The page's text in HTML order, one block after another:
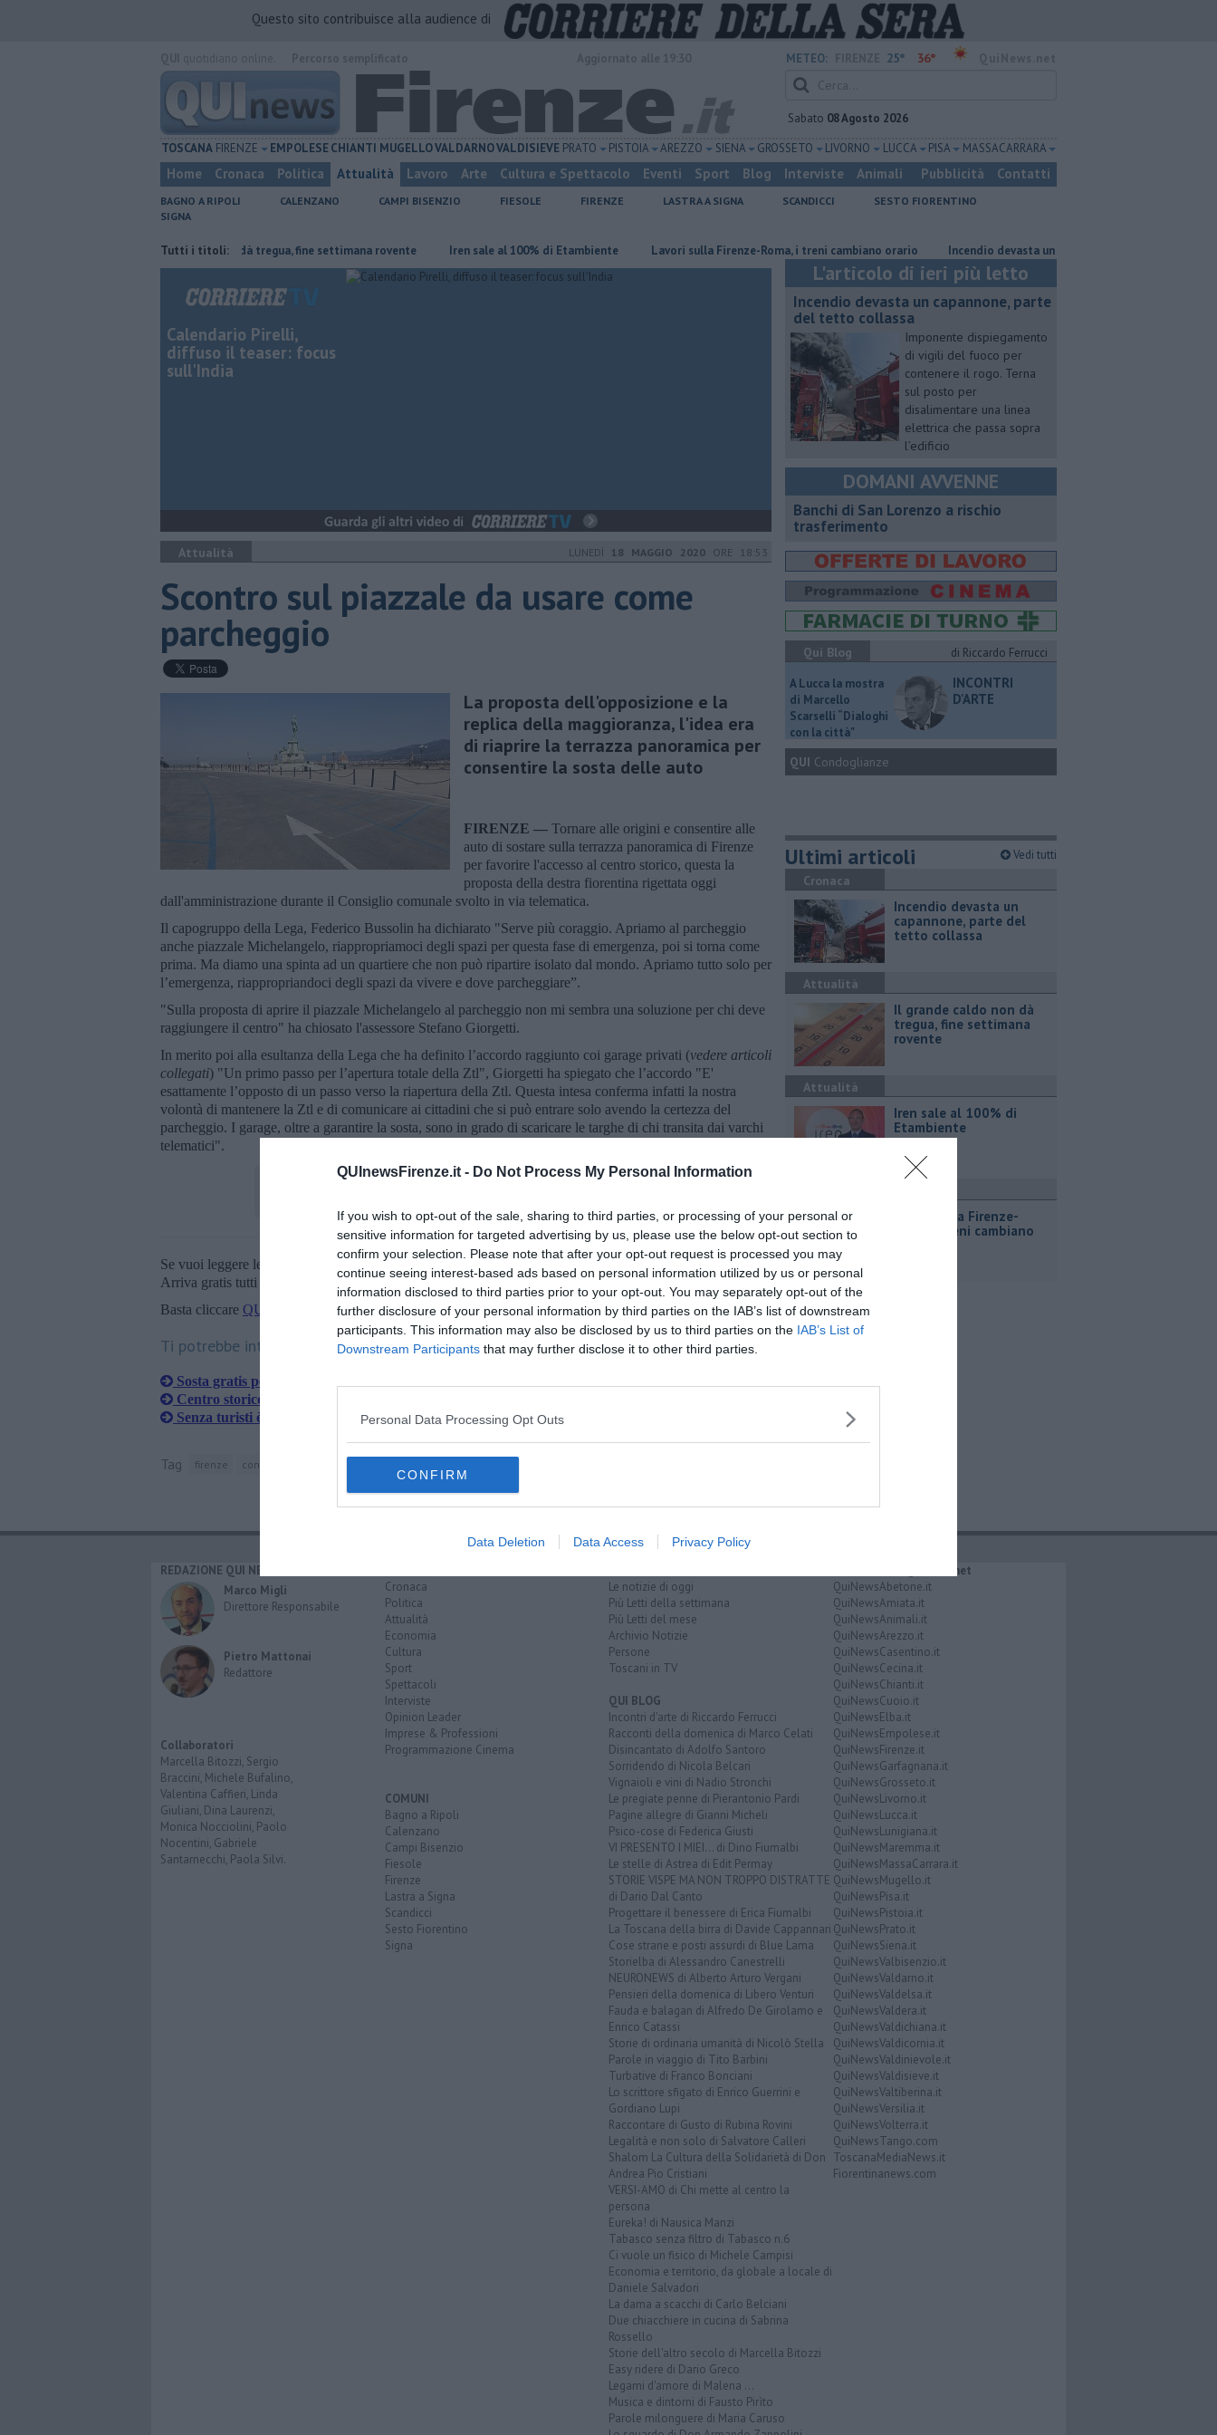
QUInewsFirenze.it - Do Not Process My Personal Information
If you wish to opt-out of the sale, sharing to third parties, or processing of your personal or
sensitive information for targeted advertising by us, please use the below opt-out section to
confirm your selection. Please note that after your opt-out request is processed you may
continue seeing interest-based ads based on personal information utilized by us or personal
information disclosed to third parties prior to your opt-out. You may separately opt-out of the
further disclosure of your personal information by third parties on the IAB’s list of downstream
participants. This information may also be disclosed by us to third parties on the IAB’s List of
Downstream Participants that may further disclose it to other third parties.
Personal Data Processing Opt Outs
CONFIRM
Data Deletion Data Access Privacy Policy
Questo sito contribuisce alla audience di
METEO: 25° 36°
Sabato 08 Agosto 2026
TOSCANA FIRENZE EMPOLESECHIANTI MUGELLOVALDARNOVALDISIEVE PRATO PISTOIA AREZZO SIENA GROSSETO LIVORNO LUCCA PISA MASSA CARRARA
Home Cronaca Politica Attualità Lavoro Arte Cultura e Spettacolo Eventi Sport Blog Interviste Animali Pubblicità Contatti
BAGNO A RIPOLI CALENZANO CAMPI BISENZIO FIESOLE FIRENZE LASTRA A SIGNA SCANDICCI
SESTO FIORENTINO
SIGNA
Tutti i titoli:
Il grande caldo non dà tregua, fine settimana rovente Iren sale al 100% di Etambiente Lavori sulla Firenze-Roma, i treni cambiano orario Incendio devasta un capannone, parte del tetto collassa
Calendario Pirelli,
diffuso il teaser: focus
sull'India
Attualità LUNEDÌ 18 MAGGIO 2020 ORE 18:53
Scontro sul piazzale da usare come
parcheggio
La proposta dell'opposizione e la
replica della maggioranza, l'idea era
di riaprire la terrazza panoramica per
consentire la sosta delle auto
FIRENZE — Tornare alle origini e consentire alle
auto di sostare sulla terrazza panoramica di Firenze
per favorire l'accesso al centro storico, questa la
proposta della destra fiorentina rigettata oggi
dall'amministrazione durante il Consiglio comunale svolto in via telematica.
Il capogruppo della Lega, Federico Bussolin ha dichiarato "Serve più coraggio. Apriamo al parcheggio
anche piazzale Michelangelo, riappropriamoci degli spazi per questa fase di emergenza, poi si torna come
prima. Ma diamo una spinta ad un quartiere che non può ripartire isolato dal mondo. Apriamo tutto solo per
l’emergenza, riappropriandoci degli spazi da vivere e dove parcheggiare”.
"Sulla proposta di aprire il piazzale Michelangelo al parcheggio non mi sembra una soluzione per chi deve
raggiungere il centro" ha chiosato l'assessore Stefano Giorgetti.
In merito poi alla esultanza della Lega che ha definito l’accordo raggiunto coi garage privati (vedere articoli
collegati) "Un primo passo per l’apertura totale della Ztl", Giorgetti ha spiegato che l’accordo "E'
esattamente l’opposto di un passo verso la riapertura della Ztl. Questa intesa conferma infatti la nostra
volontà di mantenere la Ztl e di comunicare ai cittadini che si può entrare solo avendo la certezza del
parcheggio. I garage, oltre a garantire la sosta, sono in grado di scaricare le targhe di chi transita dai varchi
telematici".
Se vuoi leggere le notizie principali della Toscana iscriviti alla
Newsletter QUInews - ToscanaMedia.
Arriva gratis tutti i giorni alle 20:00 direttamente nella tua casella di posta.
Basta cliccare QUI
Ti potrebbe interessare anche:
Sosta gratis per due settimane in 14 autorimesse
Centro storico in crisi con il rebus della movida
Senza turisti è scontro ai varchi della Ztl
Tag firenze consiglio comunale
L'articolo di ieri più letto
Incendio devasta un capannone, parte
del tetto collassa
Imponente dispiegamento
di vigili del fuoco per
contenere il rogo. Terna
sul posto per
disalimentare una linea
elettrica che passa sopra
l’edificio
DOMANI AVVENNE
Banchi di San Lorenzo a rischio
trasferimento
Qui Blog
di Riccardo Ferrucci
A Lucca la mostra
di Marcello
Scarselli “Dialoghi
con la città"
INCONTRI
D'ARTE
QUI Condoglianze
Ultimi articoli Vedi tutti
Cronaca
Incendio devasta un
capannone, parte del
tetto collassa
Attualità
Il grande caldo non dà
tregua, fine settimana
rovente
Attualità
Iren sale al 100% di
Etambiente
Lavori sulla Firenze-
Roma, i treni cambiano
REDAZIONE QUI NEWS
Marco Migli
Direttore Responsabile
Pietro Mattonai
Redattore
Collaboratori
Marcella Bitozzi, Sergio
Braccini, Michele Bufalino,
Valentina Caffieri, Linda
Giuliani, Dina Laurenzi,
Monica Nocciolini, Paolo
Nocentini, Gabriele
Santarnecchi, Paola Silvi.
Cronaca
Politica
Attualità
Economia
Cultura
Sport
Spettacoli
Interviste
Opinion Leader
Imprese & Professioni
Programmazione Cinema
COMUNI
Bagno a Ripoli
Calenzano
Campi Bisenzio
Fiesole
Firenze
Lastra a Signa
Scandicci
Sesto Fiorentino
Signa
Le notizie di oggi
Più Letti della settimana
Più Letti del mese
Archivio Notizie
Persone
Toscani in TV
QUI BLOG
Incontri d'arte di Riccardo Ferrucci
Racconti della domenica di Marco Celati
Disincantato di Adolfo Santoro
Sorridendo di Nicola Belcari
Vignaioli e vini di Nadio Stronchi
Le pregiate penne di Pierantonio Pardi
Pagine allegre di Gianni Micheli
Psico-cose di Federica Giusti
VI PRESENTO I MIEI... di Dino Fiumalbi
Le stelle di Astrea di Edit Permay
STORIE VISPE MA NON TROPPO DISTRATTE
di Dario Dal Canto
Progettare il benessere di Erica Fiumalbi
La Toscana della birra di Davide Cappannari
Cose strane e posti assurdi di Blue Lama
Storielba di Alessandro Canestrelli
NEURONEWS di Alberto Arturo Vergani
Pensieri della domenica di Libero Venturi
Fauda e balagan di Alfredo De Girolamo e
Enrico Catassi
Storie di ordinaria umanità di Nicolò Stella
Parole in viaggio di Tito Barbini
Turbative di Franco Bonciani
Lo scrittore sfigato di Enrico Guerrini e
Gordiano Lupi
Raccontare di Gusto di Rubina Rovini
Legalità e non solo di Salvatore Calleri
Shalom La Cultura della Solidarietà di Don
Andrea Pio Cristiani
VERSI-AMO di Chi mette al centro la
persona
Eureka! di Nausica Manzi
Tabasco senza filtro di Tabasco n.6
Ci vuole un fisico di Michele Campisi
Economia e territorio, da globale a locale di
Daniele Salvadori
La dama a scacchi di Carlo Belciani
Due chiacchiere in cucina di Sabrina
Rossello
Storie dell'altro secolo di Marcella Bitozzi
Easy ridere di Dario Greco
Legami d'amore di Malena ...
Musica e dintorni di Fausto Pirìto
Parole milonguere di Maria Caruso
IL NETWORK QuiNews.net
QuiNewsAbetone.it
QuiNewsAmiata.it
QuiNewsAnimali.it
QuiNewsArezzo.it
QuiNewsCasentino.it
QuiNewsCecina.it
QuiNewsChianti.it
QuiNewsCuoio.it
QuiNewsElba.it
QuiNewsEmpolese.it
QuiNewsFirenze.it
QuiNewsGarfagnana.it
QuiNewsGrosseto.it
QuiNewsLivorno.it
QuiNewsLucca.it
QuiNewsLunigiana.it
QuiNewsMaremma.it
QuiNewsMassaCarrara.it
QuiNewsMugello.it
QuiNewsPisa.it
QuiNewsPistoia.it
QuiNewsPrato.it
QuiNewsSiena.it
QuiNewsValbisenzio.it
QuiNewsValdarno.it
QuiNewsValdelsa.it
QuiNewsValdera.it
QuiNewsValdichiana.it
QuiNewsValdicornia.it
QuiNewsValdinievole.it
QuiNewsValdisieve.it
QuiNewsValtiberina.it
QuiNewsVersilia.it
QuiNewsVolterra.it
QuiNewsTango.com
ToscanaMediaNews.it
Fiorentinanews.com